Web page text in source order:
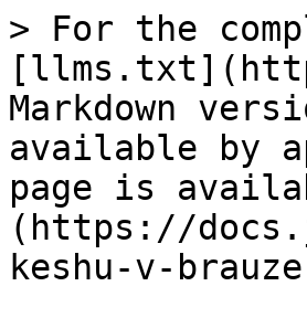
> For the
Markdown
available by
page is
(https://
keshu-v-